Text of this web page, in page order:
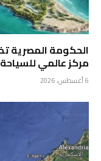
الحكومة المصرية
مركز عالمي
6 أغسطس، 2026